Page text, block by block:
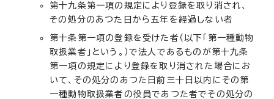
第十九条第一項の規定により登録を取り消され、
その処分のあつた日から五年を経過しない者
第十条第一項の登録を受けた者（以下「第一種動物
取扱業者」という。）で法人であるものが第十九条
第一項の規定により登録を取り消された場合にお
いて、その処分のあつた日前三十日以内にその第
一種動物取扱業者の役員であつた者でその処分の